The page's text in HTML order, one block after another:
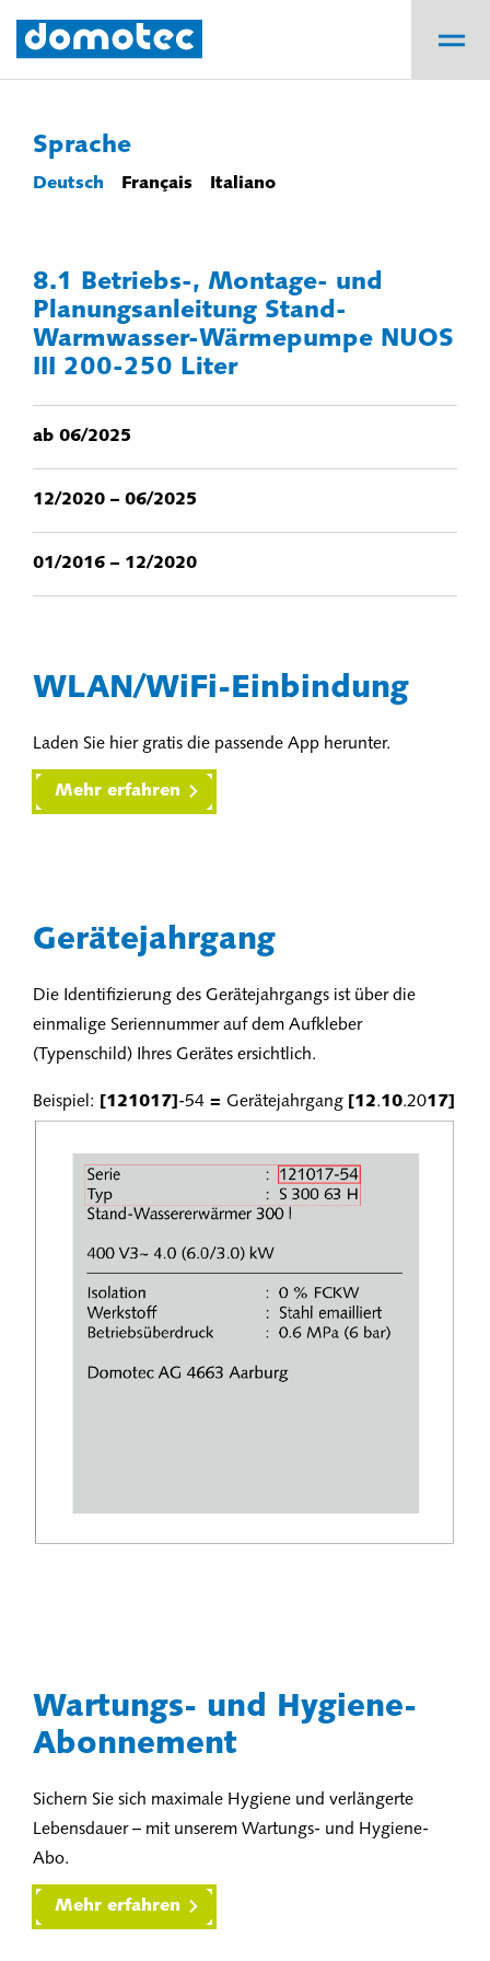
Sprache
Deutsch Français Italiano
8.1 Betriebs-, Montage- und
Planungsanleitung Stand-
Warmwasser-Wärmepumpe NUOS
III 200-250 Liter
ab 06/2025
12/2020 – 06/2025
01/2016 – 12/2020
WLAN/WiFi-Einbindung
Laden Sie hier gratis die passende App herunter.
Mehr erfahren
Gerätejahrgang
Die Identifizierung des Gerätejahrgangs ist über die
einmalige Seriennummer auf dem Aufkleber
(Typenschild) Ihres Gerätes ersichtlich.
Beispiel: [121017] -54 = Gerätejahrgang [12.10.2017]
Wartungs- und Hygiene-
Abonnement
Sichern Sie sich maximale Hygiene und verlängerte
Lebensdauer – mit unserem Wartungs- und Hygiene-
Abo.
Mehr erfahren